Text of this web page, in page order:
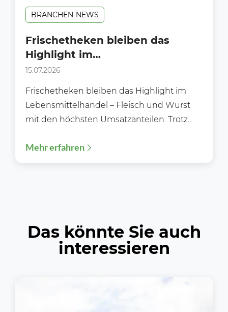
BRANCHEN-NEWS
Frischetheken bleiben das
Highlight im
Lebensmittelhandel.
15.07.2026
Frischetheken bleiben das Highlight im
Lebensmittelhandel – Fleisch und Wurst
mit den höchsten Umsatzanteilen. Trotz
digitaler Einkaufsmöglichkeiten und einer
zunehmenden...
Mehr erfahren
Das könnte Sie auch
interessieren